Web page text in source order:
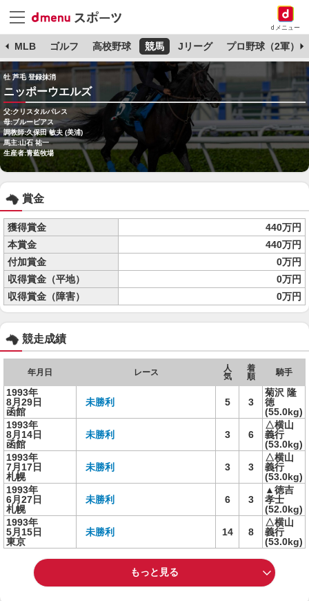
dメニュー
MLB ゴルフ 高校野球 競馬 Jリーグ プロ野球（2軍）
牡 芦毛 登録抹消
ニッポーウエルズ
父:クリスタルパレス
母:ブルーピアス
調教師:久保田 敏夫 (美浦)
馬主:山石 祐一
生産者:青藍牧場
賞金
獲得賞金
440万円
本賞金
440万円
付加賞金
0万円
収得賞金（平地）
0万円
収得賞金（障害）
0万円
競走成績
年月日 レース
人
気
着
順
騎手
1993年
8月29日
函館
未勝利 5 3
菊沢 隆
徳
(55.0kg)
1993年
8月14日
函館
未勝利 3 6
△横山
義行
(53.0kg)
1993年
7月17日
札幌
未勝利 3 3
△横山
義行
(53.0kg)
1993年
6月27日
札幌
未勝利 6 3
▲徳吉
孝士
(52.0kg)
1993年
5月15日
東京
未勝利 14 8
△横山
義行
(53.0kg)
もっと見る